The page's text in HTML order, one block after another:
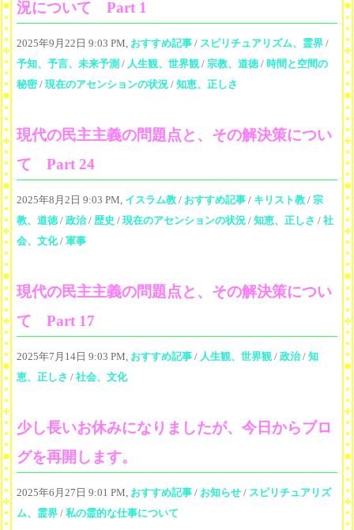
況について Part 1
2025年9月22日 9:03 PM, おすすめ記事 / スピリチュアリズム、霊界 /
予知、予言、未来予測 / 人生観、世界観 / 宗教、道徳/ 時間と空間の
秘密/ 現在のアセンションの状況 / 知恵、正しさ
現代の民主主義の問題点と、その解決策につい
て Part 24
2025年8月2日 9:03 PM, イスラム教 / おすすめ記事 / キリスト教 / 宗
教、道徳/ 政治/ 歴史 / 現在のアセンションの状況 / 知恵、正しさ / 社
会、文化/ 軍事
現代の民主主義の問題点と、その解決策につい
て Part 17
2025年7月14日 9:03 PM, おすすめ記事 / 人生観、世界観 / 政治/ 知
恵、正しさ / 社会、文化
少し長いお休みになりましたが、今日からブロ
グを再開します。
2025年6月27日 9:01 PM, おすすめ記事 / お知らせ / スピリチュアリズ
ム、霊界 / 私の霊的な仕事について